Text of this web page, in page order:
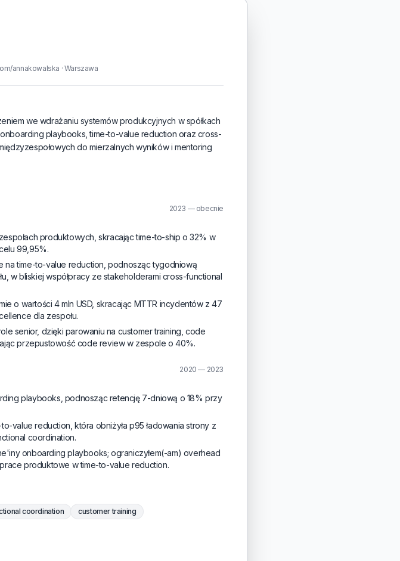
annakowalska · Warszawa
we wdrażaniu systemów produkcyjnych w spółkach
playbooks, time-to-value reduction oraz cross-
do mierzalnych wyników i mentoring
2023 — obecnie
produktowych, skracając time-to-ship o 32% w
99,95%.
na time-to-value reduction, podnosząc tygodniową
w bliskiej współpracy ze stakeholderami cross-functional
o wartości 4 mln USD, skracając MTTR incydentów z 47
dla zespołu.
senior, dzięki parowaniu na customer training, code
przepustowość code review w zespole o 40%.
2020 — 2023
playbooks, podnosząc retencję 7-dniową o 18% przy
value reduction, która obniżyła p95 ładowania strony z
coordination.
onboarding playbooks; ograniczyłem(-am) overhead
produktowe w time-to-value reduction.
coordination customer training